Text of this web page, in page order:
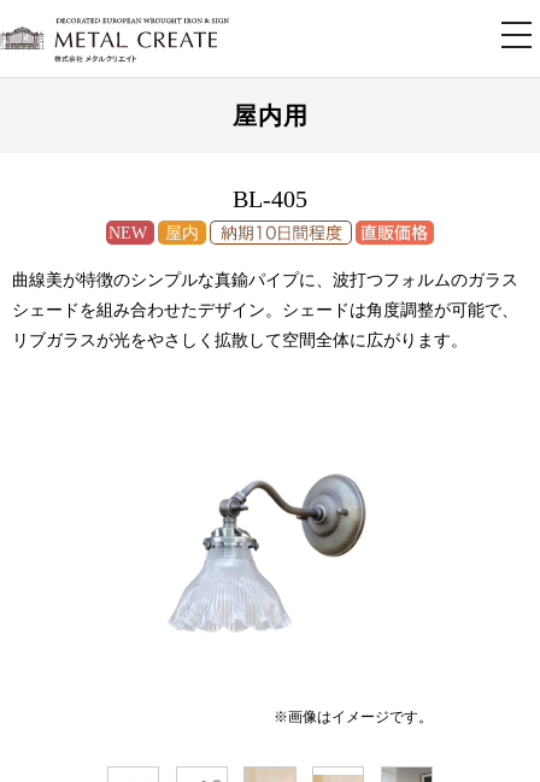
屋内用
BL-405
曲線美が特徴のシンプルな真鍮パイプに、波打つフォルムのガラス
シェードを組み合わせたデザイン。シェードは角度調整が可能で、
リブガラスが光をやさしく拡散して空間全体に広がります。
※画像はイメージです。